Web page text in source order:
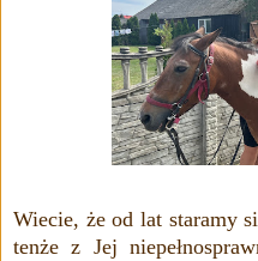
Wiecie, że od lat staramy
tenże z Jej